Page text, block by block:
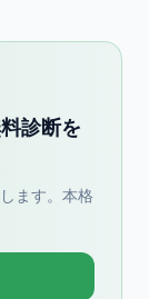
診断を
ます。本格